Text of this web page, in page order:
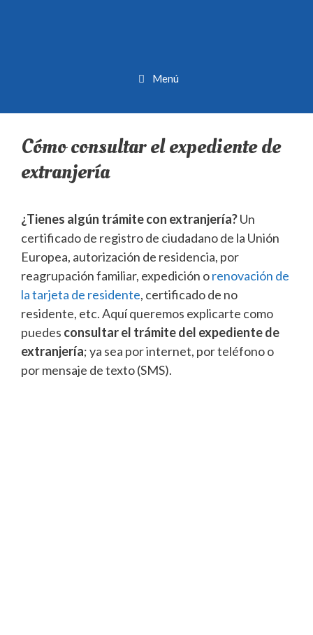
Menú
Cómo consultar el expediente de
extranjería
¿Tienes algún trámite con extranjería?Un
certificado de registro de ciudadano de la Unión
Europea, autorización de residencia, por
reagrupación familiar, expedición orenovación de
la tarjeta de residente, certificado de no
residente, etc. Aquí queremos explicarte como
puedes consultar el trámite del expediente de
extranjería; ya sea por internet, por teléfono o
por mensaje de texto (SMS).